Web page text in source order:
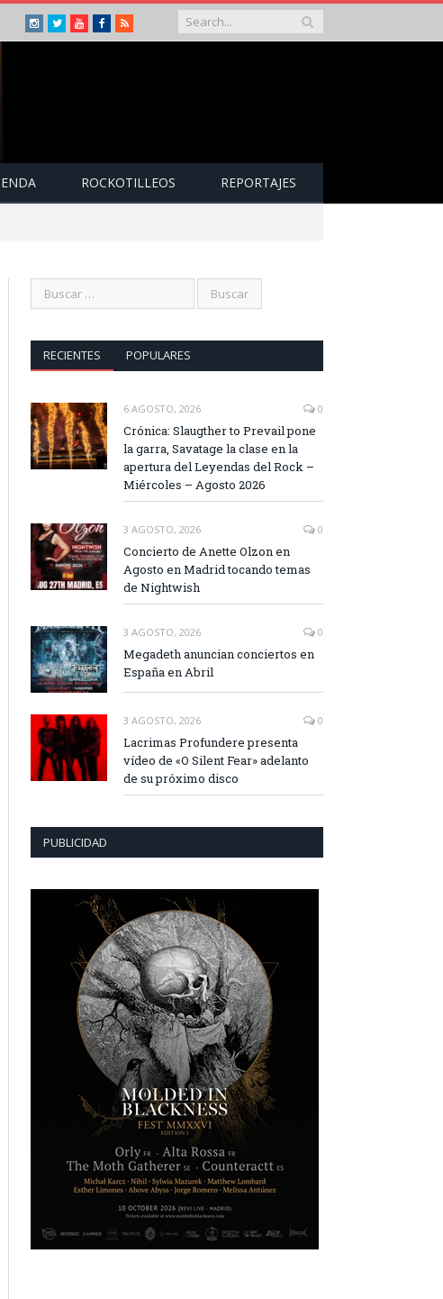
Instagram
TwitterYoutubeFacebook
RSS
ROCKOTILLEOS REPORTAJES
RECIENTES POPULARES
6 AGOSTO, 2026 0
Crónica: Slaugther to Prevail pone
la garra, Savatage la clase en la
apertura del Leyendas del Rock –
Miércoles – Agosto 2026
3 AGOSTO, 2026 0
Concierto de Anette Olzon en
Agosto en Madrid tocando temas
de Nightwish
3 AGOSTO, 2026 0
Megadeth anuncian conciertos en
España en Abril
3 AGOSTO, 2026 0
Lacrimas Profundere presenta
vídeo de «O Silent Fear» adelanto
de su próximo disco
PUBLICIDAD